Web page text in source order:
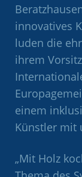
innovatives
luden die
ihrem
einem
Künstler mit
„Mit Holz